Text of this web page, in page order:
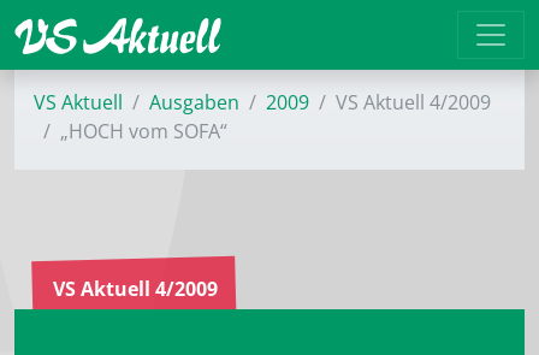
VS Aktuell Ausgaben 2009
VS Aktuell 4/2009
„HOCH vom SOFA“
VS Aktuell 4/2009